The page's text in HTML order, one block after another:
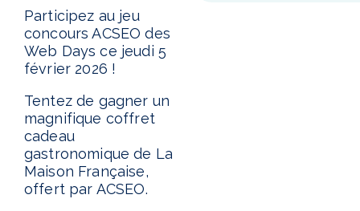
Participez au jeu
concours ACSEO des
Web Days ce jeudi 5
février 2026 !
Tentez de gagner un
magnifique coffret
cadeau
gastronomique de La
Maison Française,
offert par ACSEO.